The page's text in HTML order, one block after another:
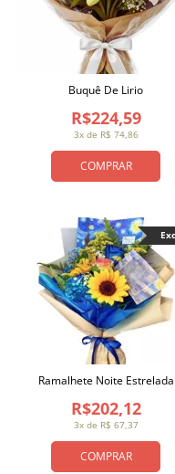
COMPRAR
3x de R$ 74,86
R$224,59
Buquê De Lirio
COMPRAR
3x de R$ 67,37
R$202,12
Ramalhete Noite Estrelada